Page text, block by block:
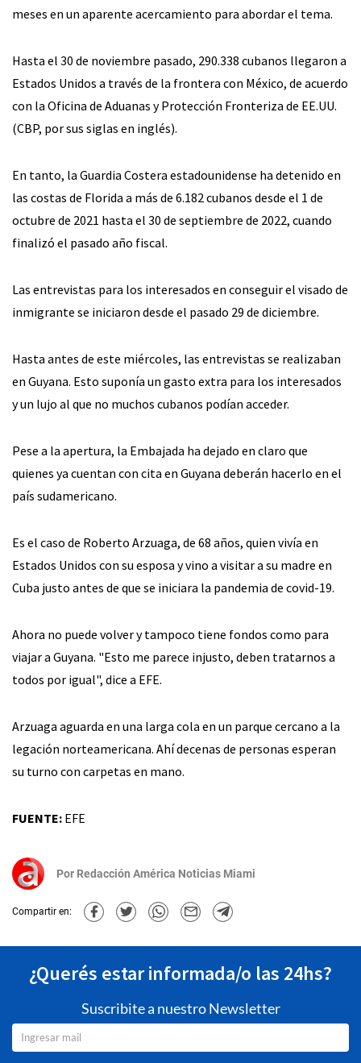
meses en un aparente acercamiento para abordar el tema.
Hasta el 30 de noviembre pasado, 290.338 cubanos llegaron a
Estados Unidos a través de la frontera con México, de acuerdo
con la Oficina de Aduanas y Protección Fronteriza de EE.UU.
(CBP, por sus siglas en inglés).
En tanto, la Guardia Costera estadounidense ha detenido en
las costas de Florida a más de 6.182 cubanos desde el 1 de
octubre de 2021 hasta el 30 de septiembre de 2022, cuando
finalizó el pasado año fiscal.
Las entrevistas para los interesados en conseguir el visado de
inmigrante se iniciaron desde el pasado 29 de diciembre.
Hasta antes de este miércoles, las entrevistas se realizaban
en Guyana. Esto suponía un gasto extra para los interesados
y un lujo al que no muchos cubanos podían acceder.
Pese a la apertura, la Embajada ha dejado en claro que
quienes ya cuentan con cita en Guyana deberán hacerlo en el
país sudamericano.
Es el caso de Roberto Arzuaga, de 68 años, quien vivía en
Estados Unidos con su esposa y vino a visitar a su madre en
Cuba justo antes de que se iniciara la pandemia de covid-19.
Ahora no puede volver y tampoco tiene fondos como para
viajar a Guyana. "Esto me parece injusto, deben tratarnos a
todos por igual", dice a EFE.
Arzuaga aguarda en una larga cola en un parque cercano a la
legación norteamericana. Ahí decenas de personas esperan
su turno con carpetas en mano.
FUENTE: EFE
Por Redacción América Noticias Miami
Compartir en:
¿Querés estar informada/o las 24hs?
Suscribite a nuestro Newsletter